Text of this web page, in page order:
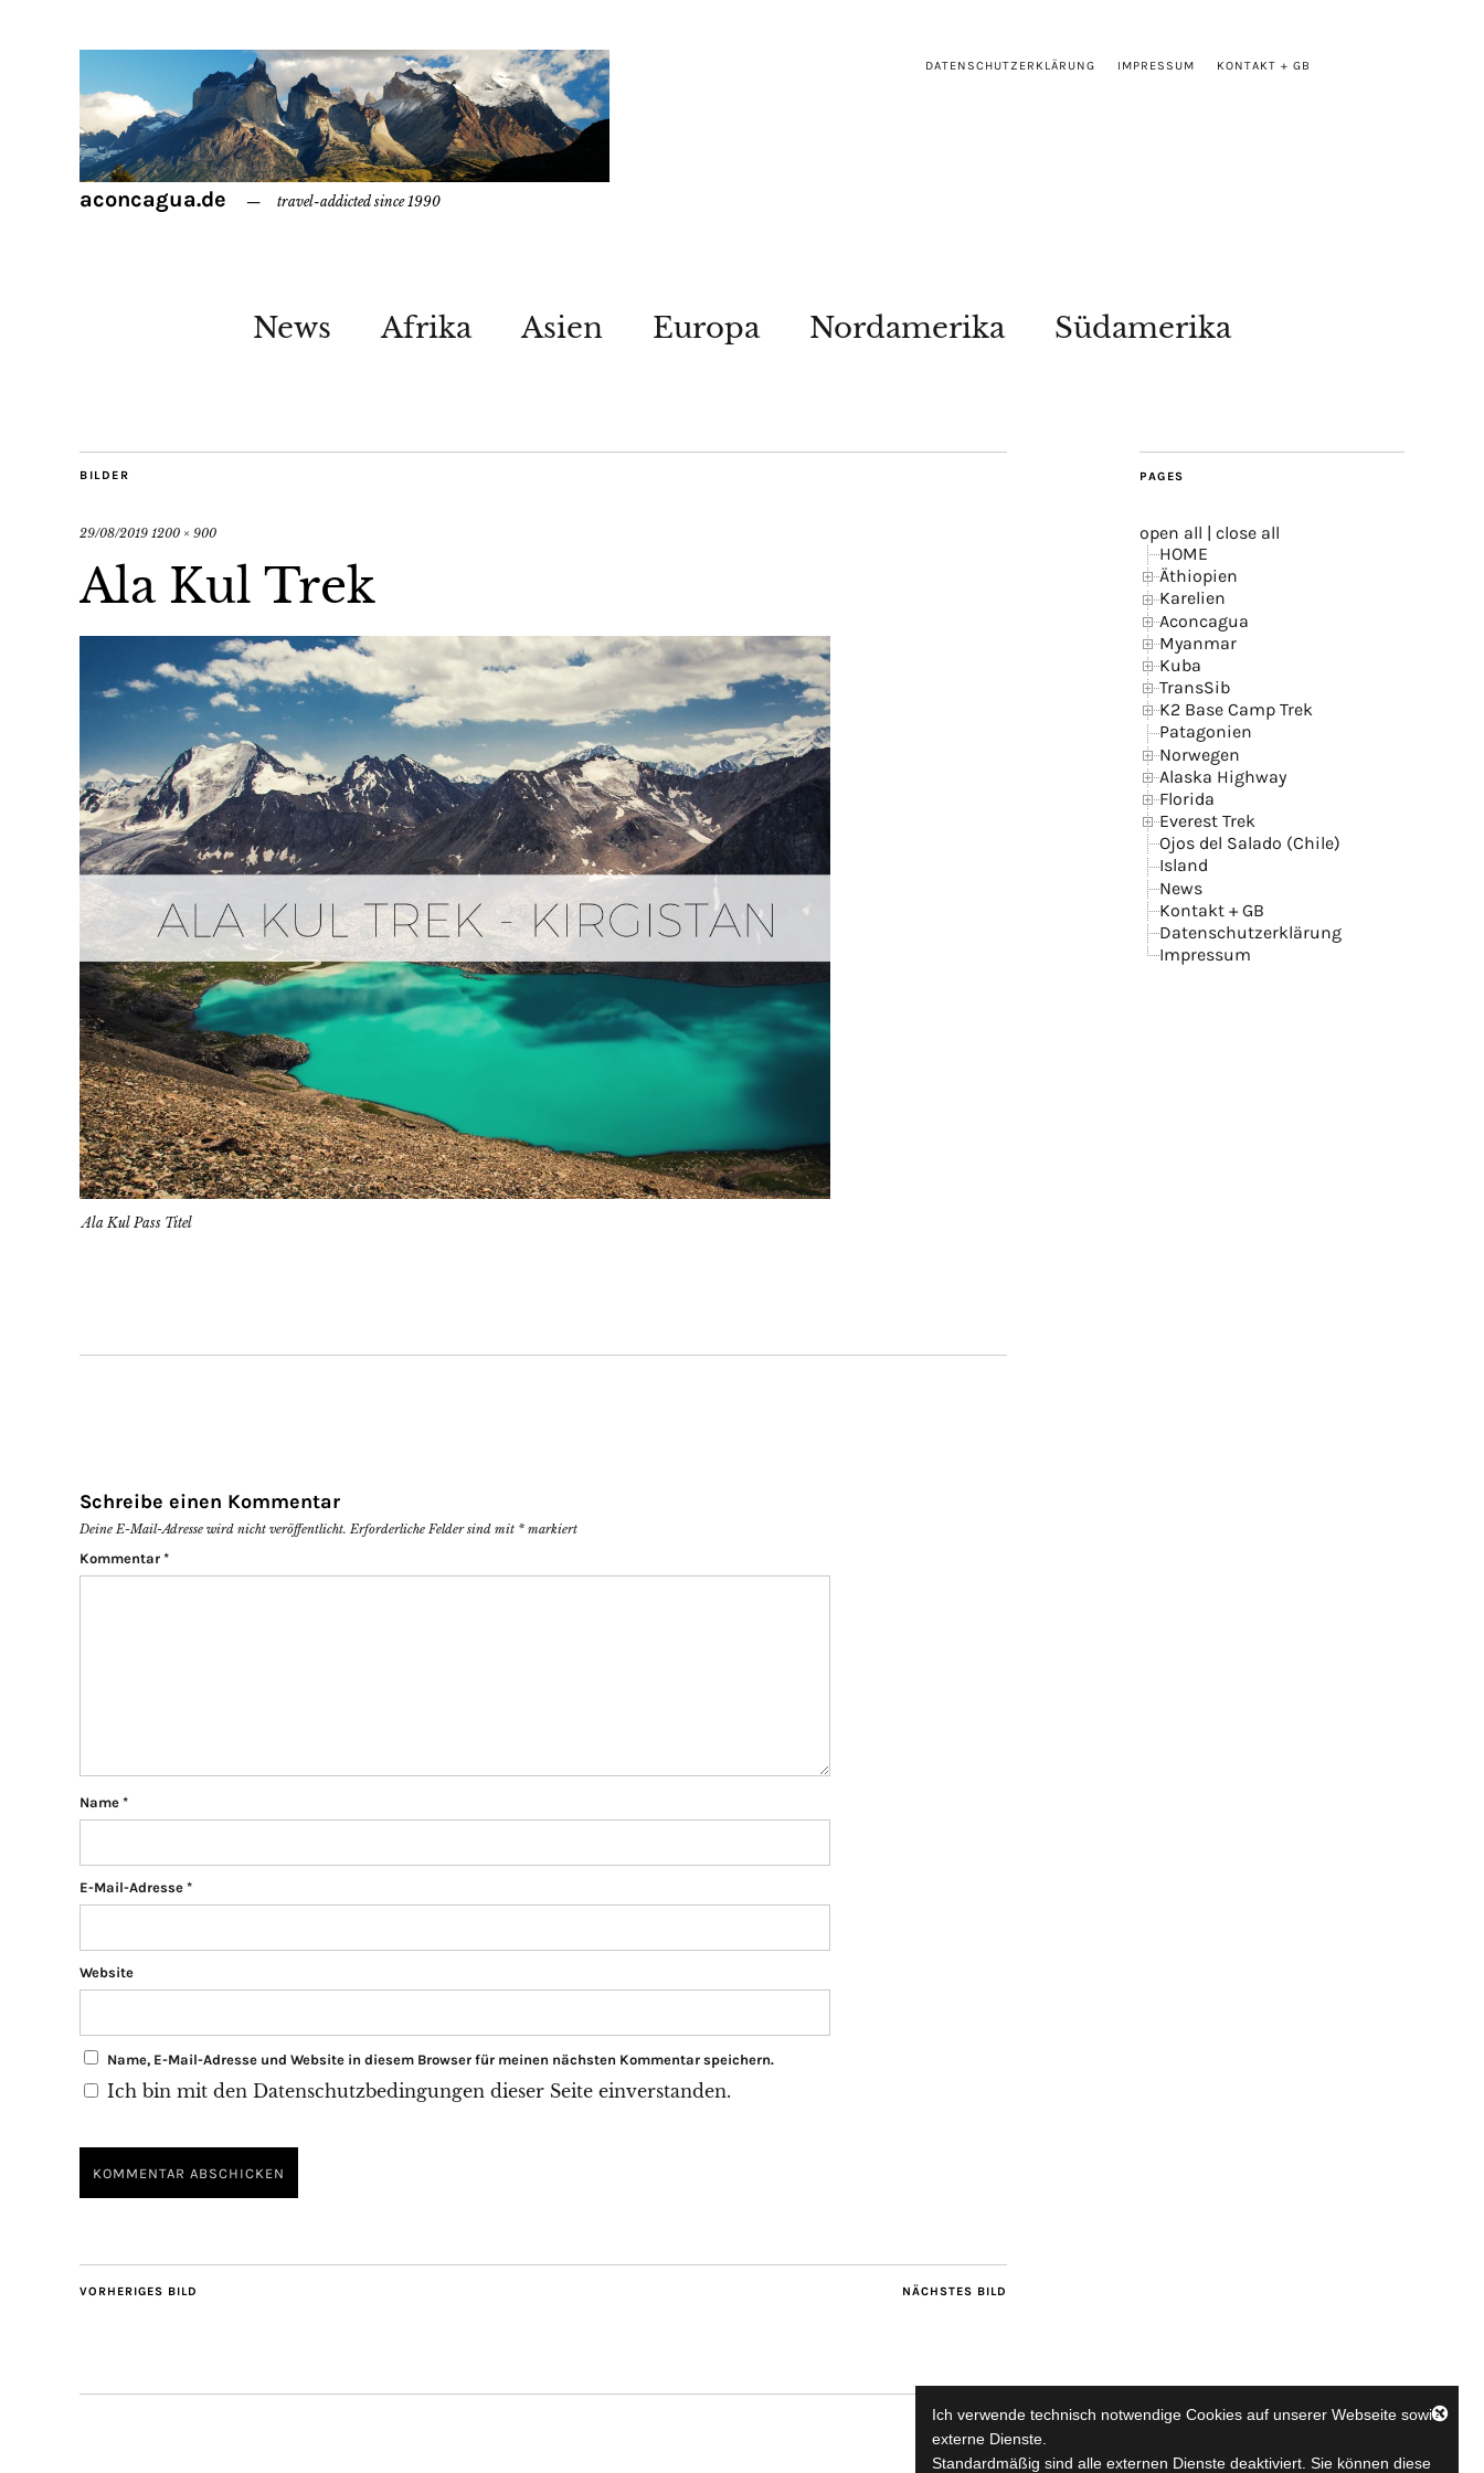
DATENSCHUTZERKLÄRUNG IMPRESSUM KONTAKT + GB
aconcagua.de travel-addicted since 1990
News Afrika Asien Europa Nordamerika Südamerika
BILDER
29/08/2019 1200 × 900
Ala Kul Trek
Ala Kul Pass Titel
Schreibe einen Kommentar
Deine E-Mail-Adresse wird nicht veröffentlicht. Erforderliche Felder sind mit * markiert
Kommentar *
Name *
E-Mail-Adresse *
Website
Name, E-Mail-Adresse und Website in diesem Browser für meinen nächsten Kommentar speichern.
Ich bin mit den Datenschutzbedingungen dieser Seite einverstanden.
NÄCHSTES BILD
VORHERIGES BILD
PAGES
open all | close all
HOME
Äthiopien
Karelien
Aconcagua
Myanmar
Kuba
TransSib
K2 Base Camp Trek
Patagonien
Norwegen
Alaska Highway
Florida
Everest Trek
Ojos del Salado (Chile)
Island
News
Kontakt + GB
Datenschutzerklärung
Impressum
Ich verwende technisch notwendige Cookies auf unserer Webseite sowie
externe Dienste.
Standardmäßig sind alle externen Dienste deaktiviert. Sie können diese